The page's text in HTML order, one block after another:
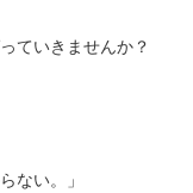
ていきませんか？
ない。」